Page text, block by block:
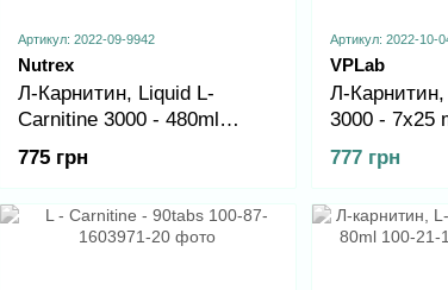
Артикул: 2022-09-9942
Nutrex
Л-Карнитин, Liquid L-
Carnitine 3000 - 480ml
Orange Mango
775 грн
Артикул: 2022-10-
VPLab
Л-
3000 - 7x25
777 грн